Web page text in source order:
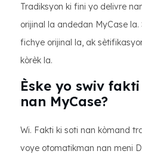
Tradiksyon ki fini yo delivre
orijinal la andedan MyCase
fichye orijinal la, ak
kòrèk la.
Èske yo swiv
nan MyCase?
Wi. Fakti ki soti nan kòmand
voye otomatikman nan meni